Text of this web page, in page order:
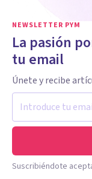
NEWSLETTER PYM
La pasión
tu email
Únete y recibe
Suscribiéndote